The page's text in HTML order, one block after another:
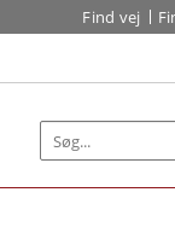
Find vej